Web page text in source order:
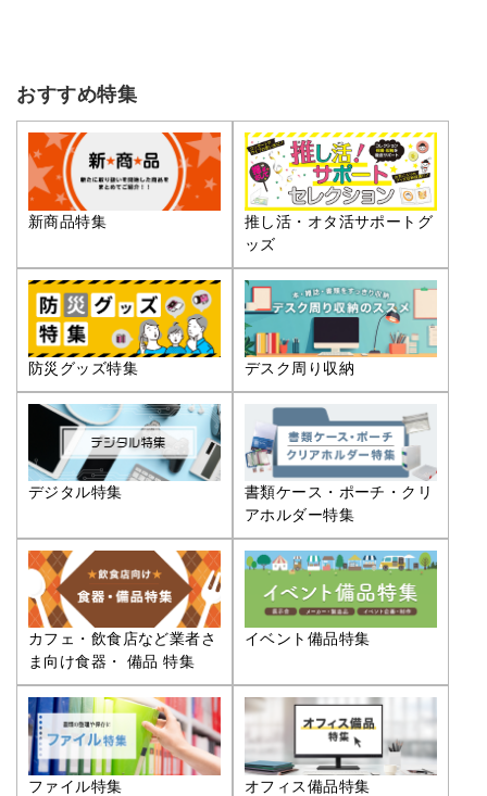
おすすめ特集
新商品特集
推し活・オタ活サポートグ
ッズ
防災グッズ特集 デスク周り収納
デジタル特集
書類ケース・ポーチ・クリ
アホルダー特集
カフェ・飲食店など業者さ
ま向け食器・ 備品 特集
イベント備品特集
ファイル特集 オフィス備品特集